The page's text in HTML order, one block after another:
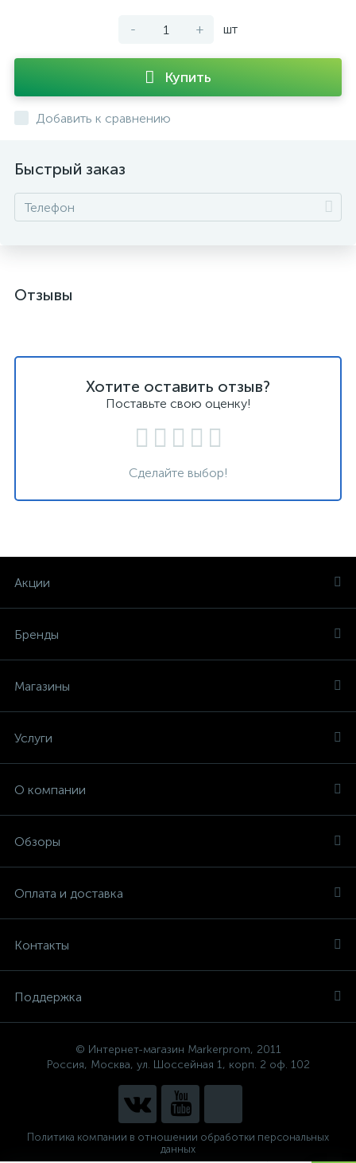
- + шт
Купить
Добавить к сравнению
Быстрый заказ
Отзывы
Хотите оставить отзыв?
Поставьте свою оценку!
Сделайте выбор!
Акции
Бренды
Магазины
Услуги
О компании
Обзоры
Оплата и доставка
Контакты
Поддержка
© Интернет-магазин Markerprom, 2011
Россия, Москва, ул. Шоссейная 1, корп. 2 оф. 102
Политика компании в отношении обработки персональных
данных